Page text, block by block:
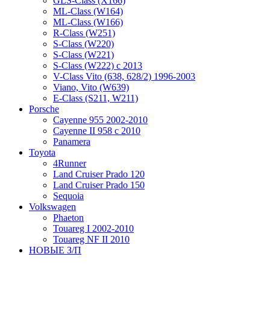
ML-Class (W164)
ML-Class (W166)
R-Class (W251)
S-Class (W220)
S-Class (W221)
S-Class (W222) с 2013
V-Class Vito (638, 628/2) 1996-2003
Viano, Vito (W639)
Е-Class (S211, W211)
Porsche
Cayenne 955 2002-2010
Cayenne II 958 с 2010
Panamera
Toyota
4Runner
Land Cruiser Prado 120
Land Cruiser Prado 150
Sequoia
Volkswagen
Phaeton
Touareg I 2002-2010
Touareg NF II 2010
НОВЫЕ З/П